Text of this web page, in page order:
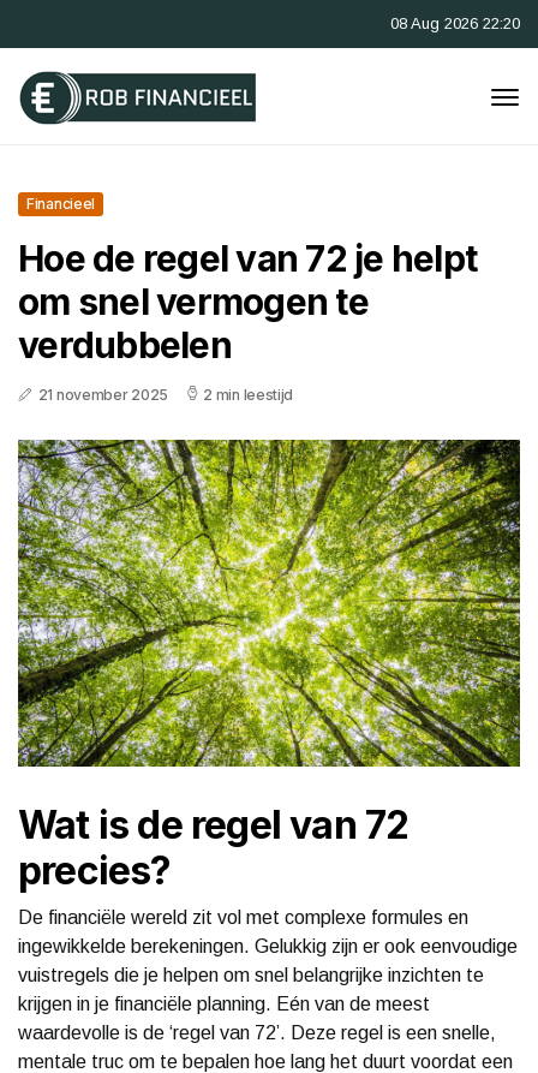
08 Aug 2026 22:20
Financieel
Hoe de regel van 72 je helpt
om snel vermogen te
verdubbelen
21 november 2025 2 min leestijd
Wat is de regel van 72
precies?
De financiële wereld zit vol met complexe formules en
ingewikkelde berekeningen. Gelukkig zijn er ook eenvoudige
vuistregels die je helpen om snel belangrijke inzichten te
krijgen in je financiële planning. Eén van de meest
waardevolle is de ‘regel van 72’. Deze regel is een snelle,
mentale truc om te bepalen hoe lang het duurt voordat een